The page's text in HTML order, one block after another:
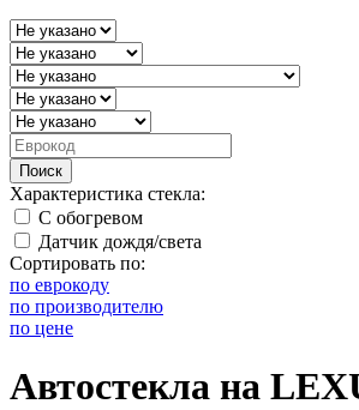
Поиск
Характеристика стекла:
С обогревом
Датчик дождя/света
Сортировать по:
по еврокоду
по производителю
по цене
Автостекла на